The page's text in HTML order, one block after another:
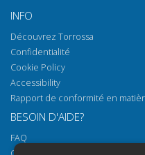
INFO
Découvrez Torrossa
Confidentialité
Cookie Policy
Accessibility
Rapport de conformité en
BESOIN D'AIDE?
FAQ